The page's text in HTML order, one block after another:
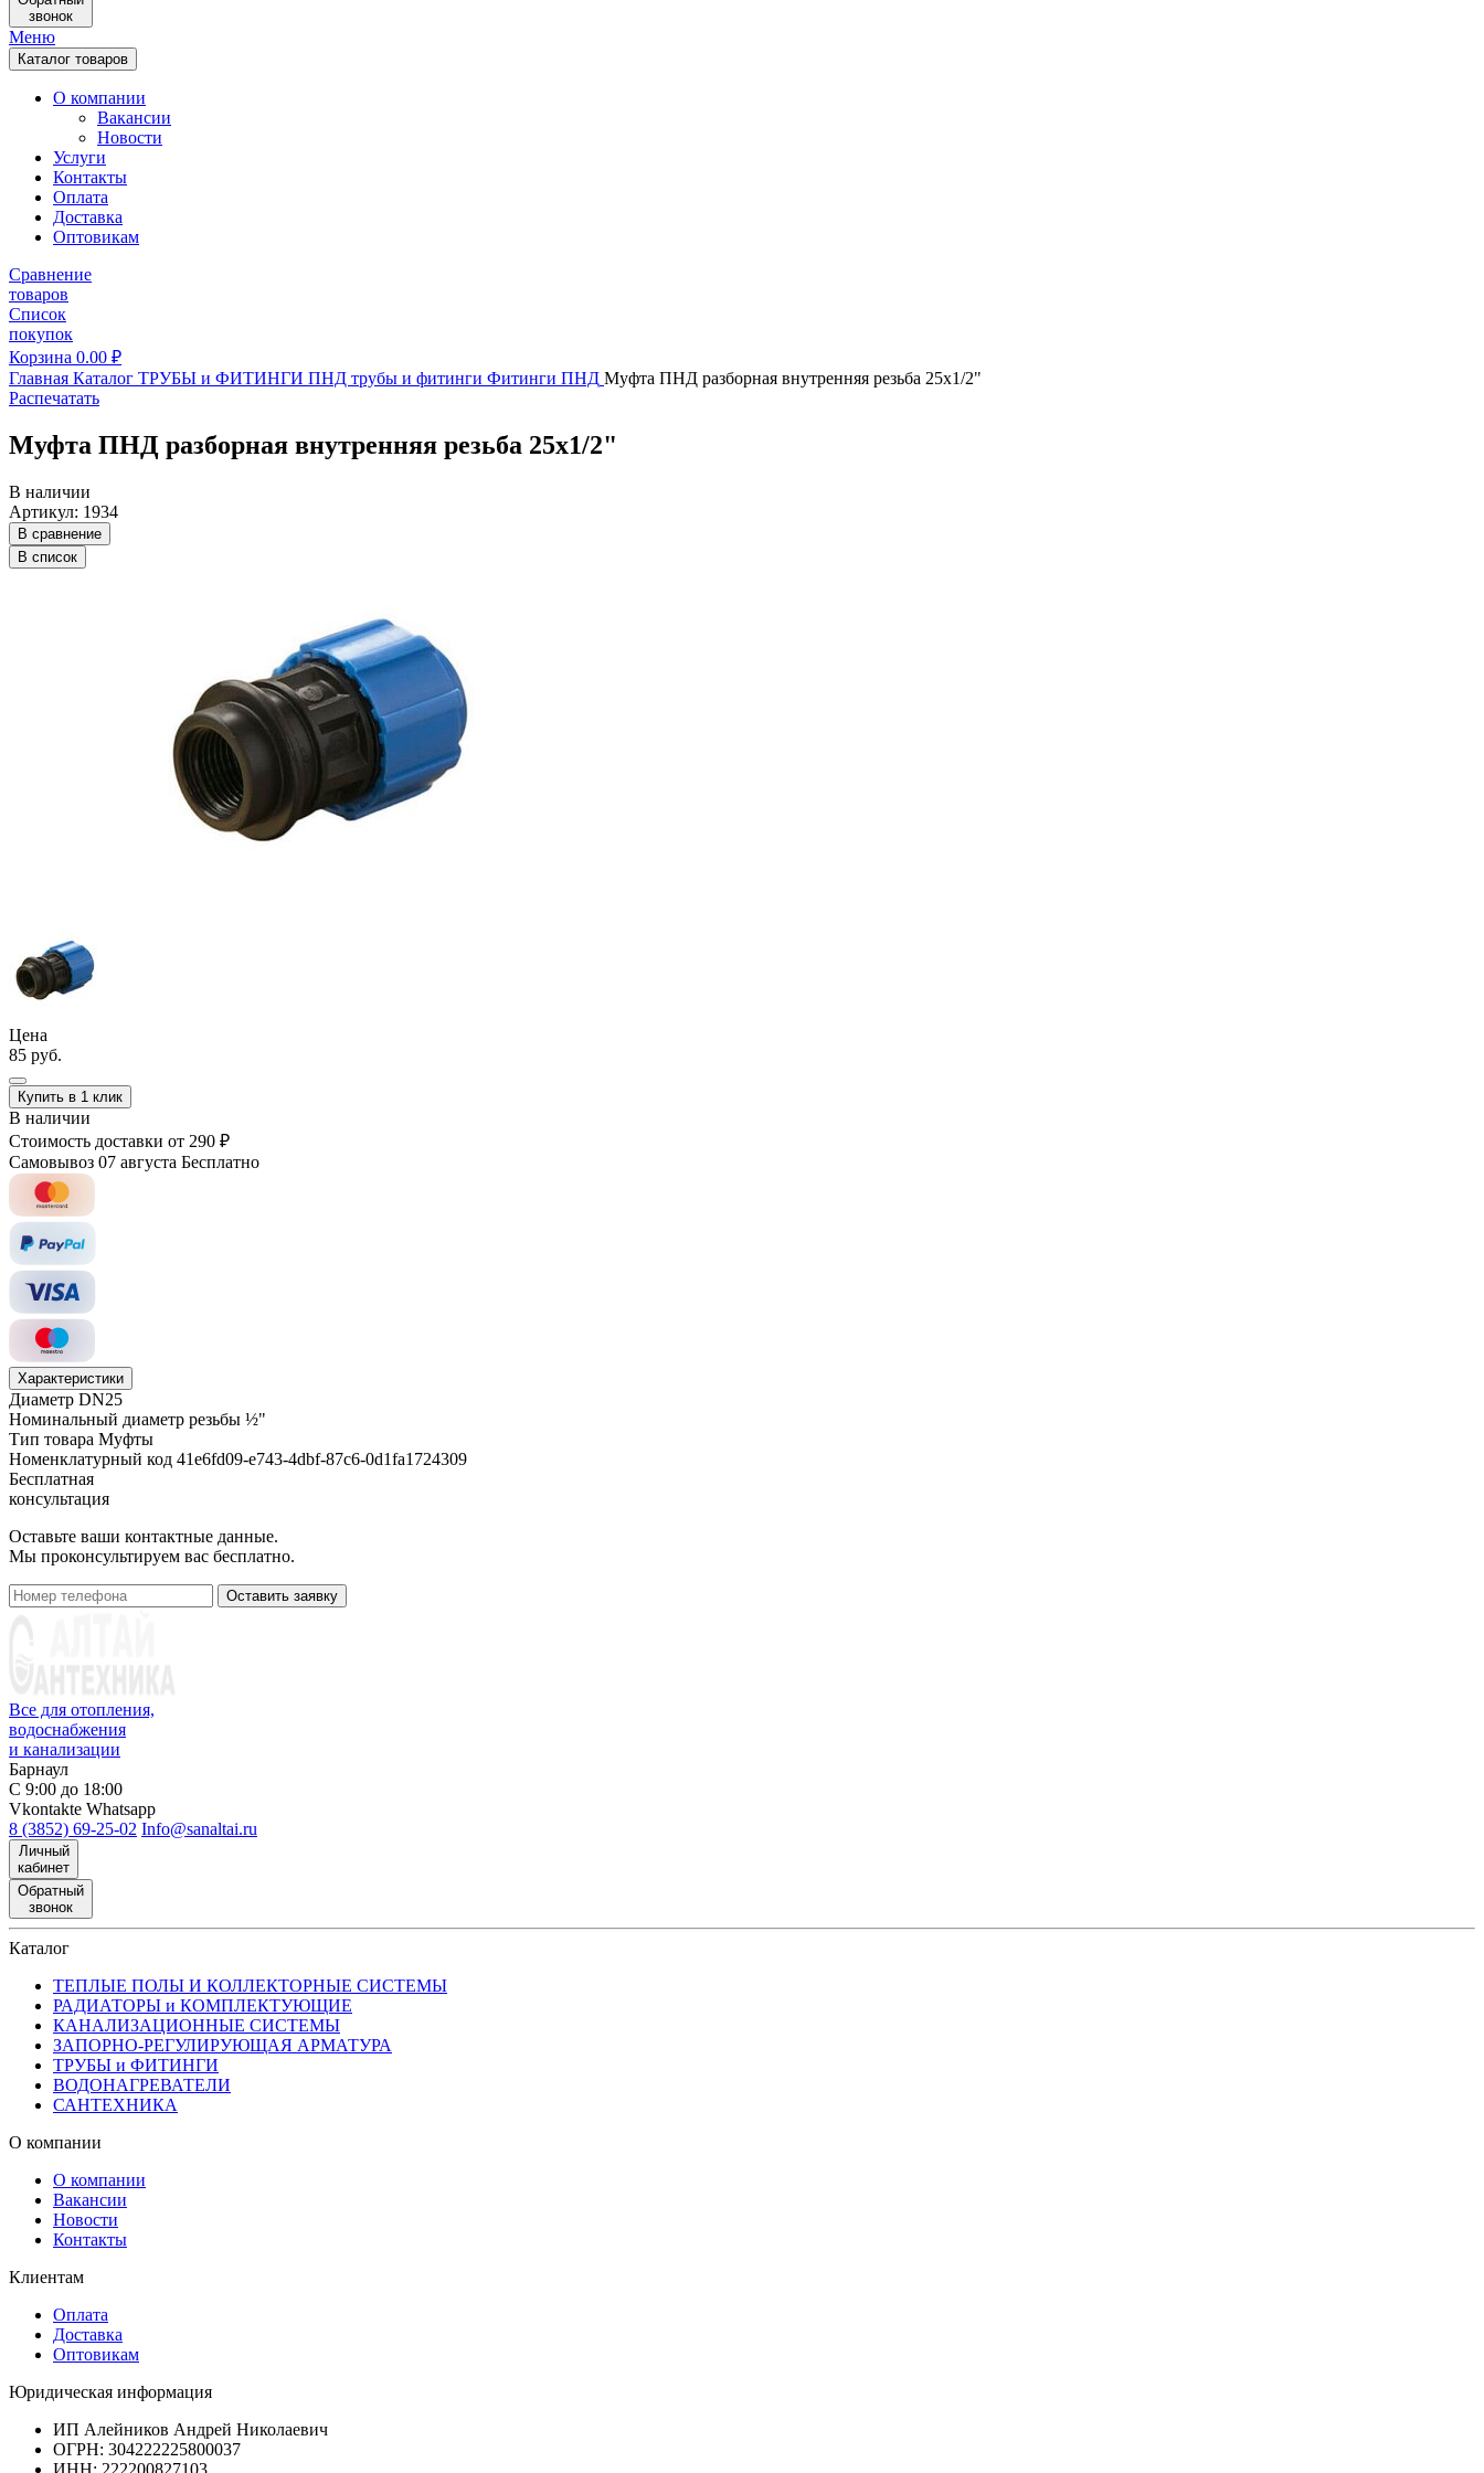
звонок
Меню
Каталог товаров
О компании
Вакансии
Новости
Услуги
Контакты
Оплата
Доставка
Оптовикам
Сравнение
товаров
Список
покупок
Корзина 0.00 ₽
Главная Каталог ТРУБЫ и ФИТИНГИ ПНД трубы и фитинги Фитинги ПНД Муфта ПНД разборная внутренняя резьба 25х1/2"
Распечатать
Муфта ПНД разборная внутренняя резьба 25х1/2"
В наличии
Артикул: 1934
В сравнение
В список
Цена
85 руб.
Купить в 1 клик
В наличии
Стоимость доставки от 290 ₽
Самовывоз 07 августа Бесплатно
Характеристики
Диаметр DN25
Номинальный диаметр резьбы ½"
Тип товара Муфты
Номенклатурный код 41e6fd09-e743-4dbf-87c6-0d1fa1724309
Бесплатная
консультация
Оставьте ваши контактные данные.
Мы проконсультируем вас бесплатно.
Оставить заявку
Все для отопления,
водоснабжения
и канализации
Барнаул
С 9:00 до 18:00
Vkontakte Whatsapp
8 (3852) 69-25-02 Info@sanaltai.ru
Личный
кабинет
Обратный
звонок
Каталог
ТЕПЛЫЕ ПОЛЫ И КОЛЛЕКТОРНЫЕ СИСТЕМЫ
РАДИАТОРЫ и КОМПЛЕКТУЮЩИЕ
КАНАЛИЗАЦИОННЫЕ СИСТЕМЫ
ЗАПОРНО-РЕГУЛИРУЮЩАЯ АРМАТУРА
ТРУБЫ и ФИТИНГИ
ВОДОНАГРЕВАТЕЛИ
САНТЕХНИКА
О компании
О компании
Вакансии
Новости
Контакты
Клиентам
Оплата
Доставка
Оптовикам
Юридическая информация
ИП Алейников Андрей Николаевич
ОГРН: 304222225800037
ИНН: 222200827103